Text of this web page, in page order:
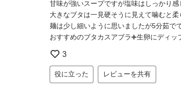
甘味が強いスープですが塩味はしっかり
大きなブタは一見硬そうに見えて噛むと
麺は少し細いように思いましたが5分茹で
おすすめのブタカスアブラ➕生卵にディ
3
役に立った レビューを共有